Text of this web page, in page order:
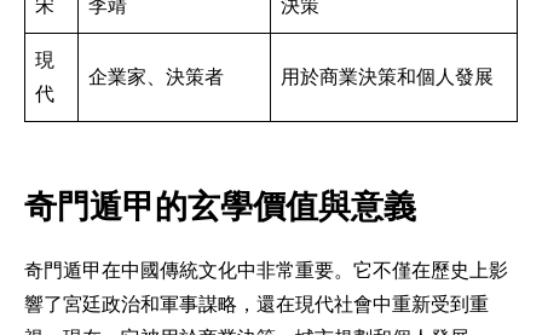
宋
李靖
決策
現
代
企業家、決策者 用於商業決策和個人發展
奇門遁甲的玄學價值與意義
奇門遁甲在中國傳統文化中非常重要。它不僅在歷史上影
響了宮廷政治和軍事謀略，還在現代社會中重新受到重